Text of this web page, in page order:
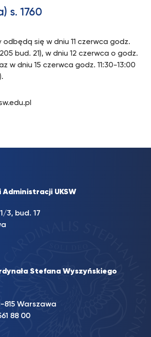
s. 1760
odbędą się w dniu 11 czerwca godz.
bud. 21), w dniu 12 czerwca o godz.
w dniu 15 czerwca godz. 11:30-13:00
Administracji UKSW
3, bud. 17
Stefana Wyszyńskiego
815 Warszawa
88 00